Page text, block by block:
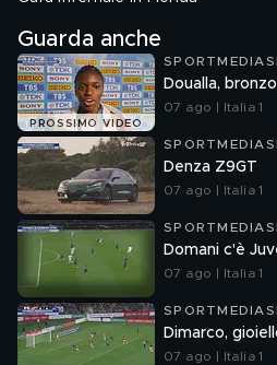
Guarda anche
PROSSIMO VIDEO
Doualla,
07 ago | Italia 1
Denza Z9GT
07 ago | Italia 1
Domani c'è
07 ago | Italia 1
Dimarco,
07 ago | Italia 1